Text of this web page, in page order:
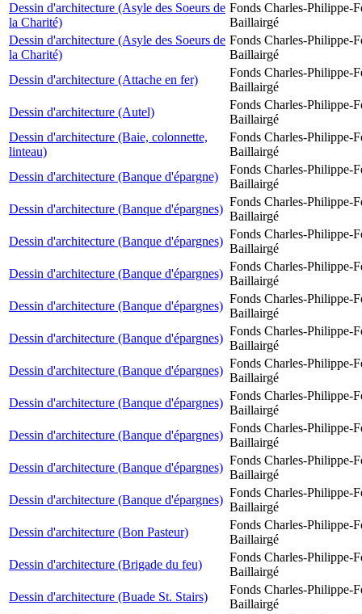
Dessin d'architecture (Asyle des Soeurs de
la Charité)
Fonds Charles-Philippe-
Baillairgé
Dessin d'architecture (Asyle des Soeurs de
la Charité)
Fonds Charles-Philippe-
Baillairgé
Dessin d'architecture (Attache en fer)
Fonds Charles-Philippe-
Baillairgé
Dessin d'architecture (Autel)
Fonds Charles-Philippe-
Baillairgé
Dessin d'architecture (Baie, colonnette,
linteau)
Fonds Charles-Philippe-
Baillairgé
Dessin d'architecture (Banque d'épargne)
Fonds Charles-Philippe-
Baillairgé
Dessin d'architecture (Banque d'épargnes)
Fonds Charles-Philippe-
Baillairgé
Dessin d'architecture (Banque d'épargnes)
Fonds Charles-Philippe-
Baillairgé
Dessin d'architecture (Banque d'épargnes)
Fonds Charles-Philippe-
Baillairgé
Dessin d'architecture (Banque d'épargnes)
Fonds Charles-Philippe-
Baillairgé
Dessin d'architecture (Banque d'épargnes)
Fonds Charles-Philippe-
Baillairgé
Dessin d'architecture (Banque d'épargnes)
Fonds Charles-Philippe-
Baillairgé
Dessin d'architecture (Banque d'épargnes)
Fonds Charles-Philippe-
Baillairgé
Dessin d'architecture (Banque d'épargnes)
Fonds Charles-Philippe-
Baillairgé
Dessin d'architecture (Banque d'épargnes)
Fonds Charles-Philippe-
Baillairgé
Dessin d'architecture (Banque d'épargnes)
Fonds Charles-Philippe-
Baillairgé
Dessin d'architecture (Bon Pasteur)
Fonds Charles-Philippe-
Baillairgé
Dessin d'architecture (Brigade du feu)
Fonds Charles-Philippe-
Baillairgé
Dessin d'architecture (Buade St. Stairs)
Fonds Charles-Philippe-
Baillairgé